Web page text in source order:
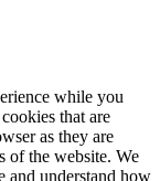
while you
that are
as they are
of the website. We
and understand how